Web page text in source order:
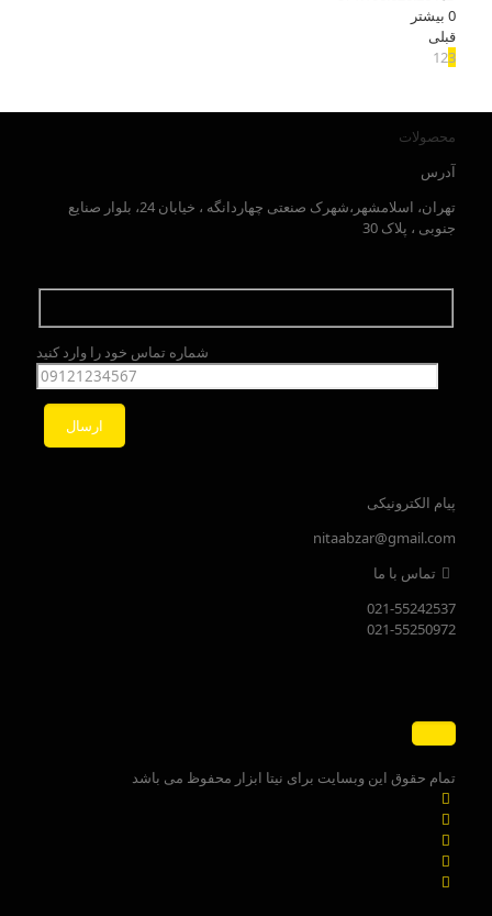
0 بیشتر
قبلی
123
محصولات
آدرس
تهران، اسلامشهر،شهرک صنعتی چهاردانگه ، خیابان 24، بلوار صنایع
جنوبی ، پلاک 30
شماره تماس خود را وارد کنید
پیام الکترونیکی
nitaabzar@gmail.com
تماس با ما
021-55242537
021-55250972
تمام حقوق این وبسایت برای نیتا ابزار محفوظ می باشد